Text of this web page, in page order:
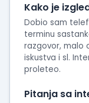
Kako je
Dobio sam
terminu
razgovor, malo
iskustva i sl.
proleteo.
Pitanja sa